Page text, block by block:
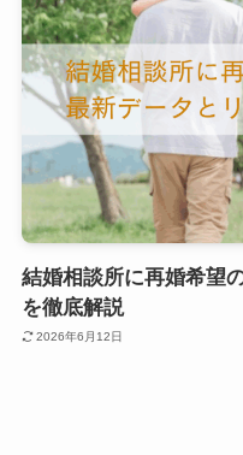
結婚相談所に再婚希望
を徹底解説
2026年6月12日